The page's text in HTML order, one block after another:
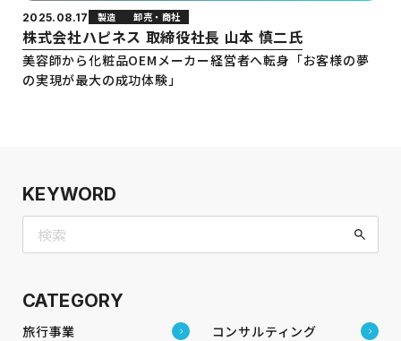
2025.08.17 製造 卸売・商社
株式会社ハピネス 取締役社長 山本 慎二氏
美容師から化粧品OEMメーカー経営者へ転身「お客様の夢
の実現が最大の成功体験」
KEYWORD
CATEGORY
旅行事業 コンサルティング